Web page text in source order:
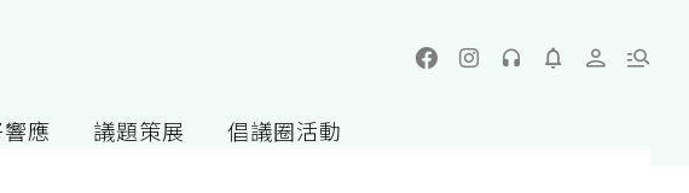
應 議題策展 倡議圈活動